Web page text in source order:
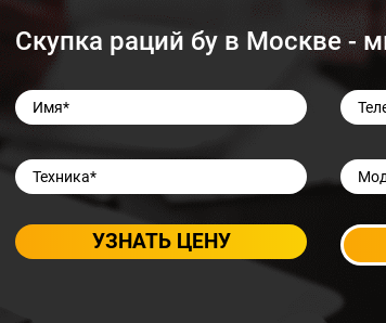
Скупка раций бу в Москве -